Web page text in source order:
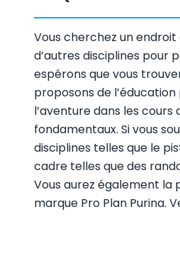
Vous cherchez un
d’autres disciplines pour
espérons que vous
proposons de
l’aventure dans les
fondamentaux. Si vous
disciplines telles que le
cadre telles que des
Vous aurez également la
marque Pro Plan Purina.